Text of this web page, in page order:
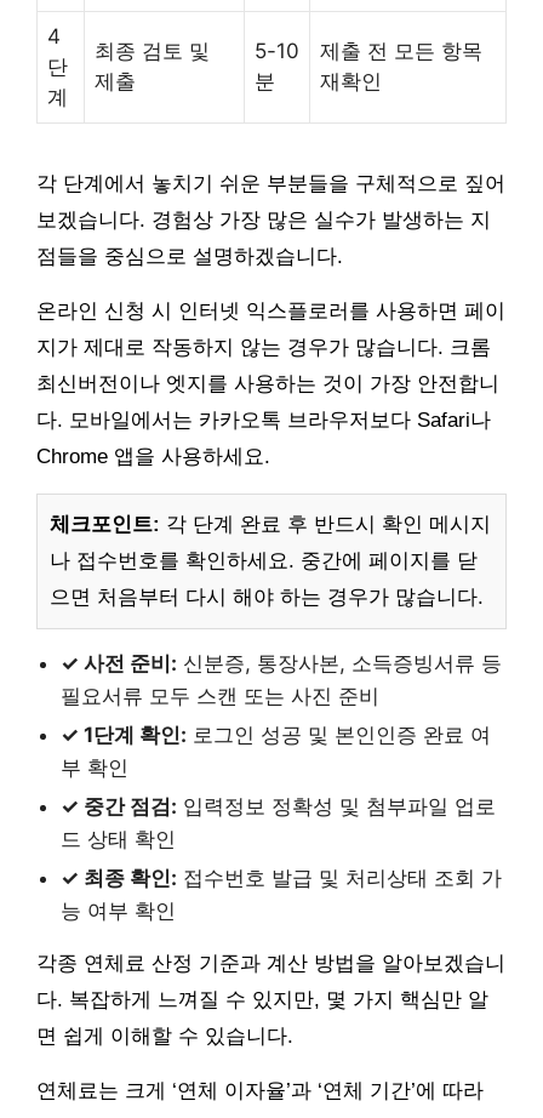
4
단
계
최종 검토 및
제출
5-10
분
제출 전 모든 항목
재확인
각 단계에서 놓치기 쉬운 부분들을 구체적으로 짚어
보겠습니다. 경험상 가장 많은 실수가 발생하는 지
점들을 중심으로 설명하겠습니다.
온라인 신청 시 인터넷 익스플로러를 사용하면 페이
지가 제대로 작동하지 않는 경우가 많습니다. 크롬
최신버전이나 엣지를 사용하는 것이 가장 안전합니
다. 모바일에서는 카카오톡 브라우저보다 Safari나
Chrome 앱을 사용하세요.
체크포인트: 각 단계 완료 후 반드시 확인 메시지
나 접수번호를 확인하세요. 중간에 페이지를 닫
으면 처음부터 다시 해야 하는 경우가 많습니다.
✓ 사전 준비: 신분증, 통장사본, 소득증빙서류 등
필요서류 모두 스캔 또는 사진 준비
✓ 1단계 확인: 로그인 성공 및 본인인증 완료 여
부 확인
✓ 중간 점검: 입력정보 정확성 및 첨부파일 업로
드 상태 확인
✓ 최종 확인: 접수번호 발급 및 처리상태 조회 가
능 여부 확인
각종 연체료 산정 기준과 계산 방법을 알아보겠습니
다. 복잡하게 느껴질 수 있지만, 몇 가지 핵심만 알
면 쉽게 이해할 수 있습니다.
연체료는 크게 ‘연체 이자율’과 ‘연체 기간’에 따라